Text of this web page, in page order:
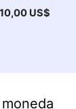
10,00 US$